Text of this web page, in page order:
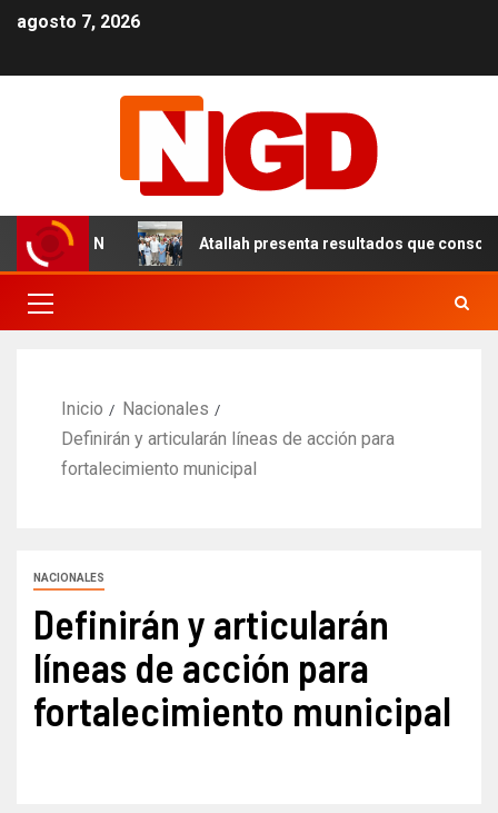
agosto 7, 2026
el DN Atallah presenta resultados que consolidan
Inicio
Nacionales
Definirán y articularán líneas de acción para
fortalecimiento municipal
NACIONALES
Definirán y articularán
líneas de acción para
fortalecimiento municipal